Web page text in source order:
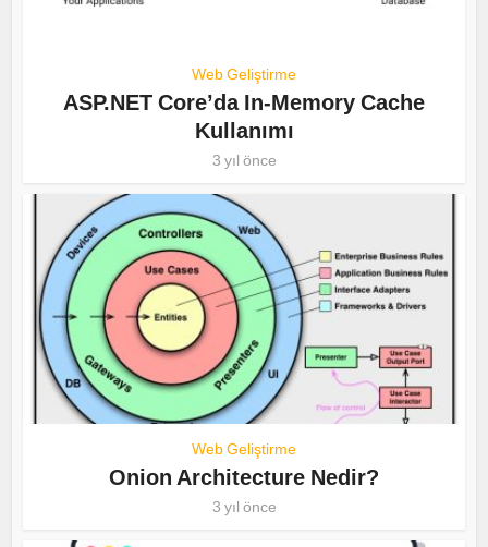
Web Geliştirme
ASP.NET Core’da In-Memory Cache
Kullanımı
3 yıl önce
Web Geliştirme
Onion Architecture Nedir?
3 yıl önce